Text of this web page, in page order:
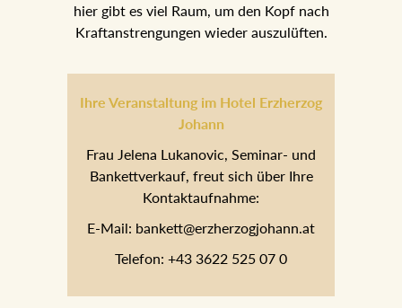
hier gibt es viel Raum, um den Kopf nach
Kraftanstrengungen wieder auszulüften.
Ihre Veranstaltung im Hotel Erzherzog
Johann
Frau Jelena Lukanovic, Seminar- und
Bankettverkauf, freut sich über Ihre
Kontaktaufnahme:
E-Mail: bankett@erzherzogjohann.at
Telefon: +43 3622 525 07 0